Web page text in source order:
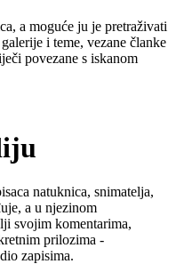
a moguće ju je pretraživati
i teme, vezane članke
povezane s iskanom
natuknica, snimatelja,
a u njezinom
svojim komentarima,
prilozima -
zapisima.